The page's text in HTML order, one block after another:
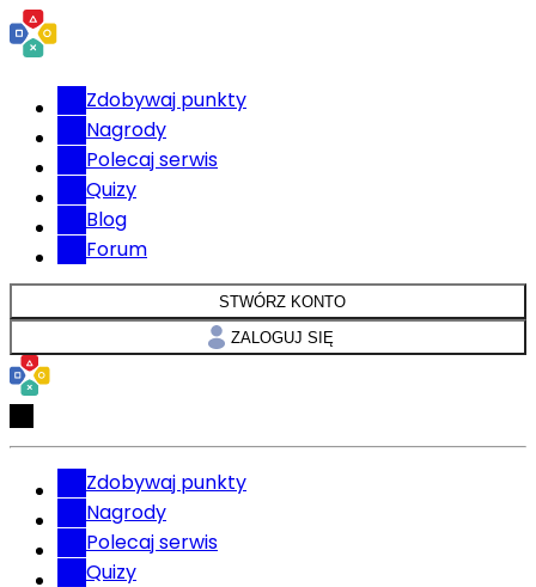
Zdobywaj punkty
Nagrody
Polecaj serwis
Quizy
Blog
Forum
STWÓRZ KONTO
ZALOGUJ SIĘ
Zdobywaj punkty
Nagrody
Polecaj serwis
Quizy